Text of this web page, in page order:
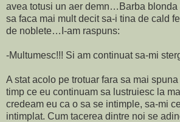
avea totusi un aer demn…Barba blonda
sa faca mai mult decit sa-i tina de cald
de noblete…I-am raspuns:
-Multumesc!!! Si am continuat sa-mi
A stat acolo pe trotuar fara sa mai
timp ce eu continuam sa lustruiesc la
credeam eu ca o sa se intimple, sa-mi
intimplat. Cum tacerea dintre noi se